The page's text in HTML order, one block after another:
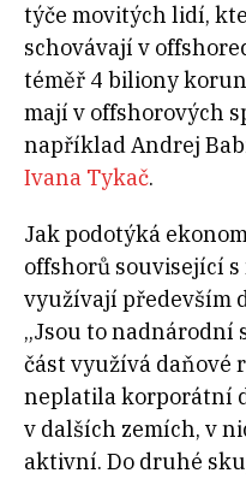
týče movitých lidí,
schovávají v
téměř 4 biliony
mají v offshorových
například Andrej
Ivana Tykač.
Jak podotýká
offshorů související s
využívají především
„Jsou to nadnárodní
část využívá daňové
neplatila korporátní
v dalších zemích, v
aktivní. Do druhé